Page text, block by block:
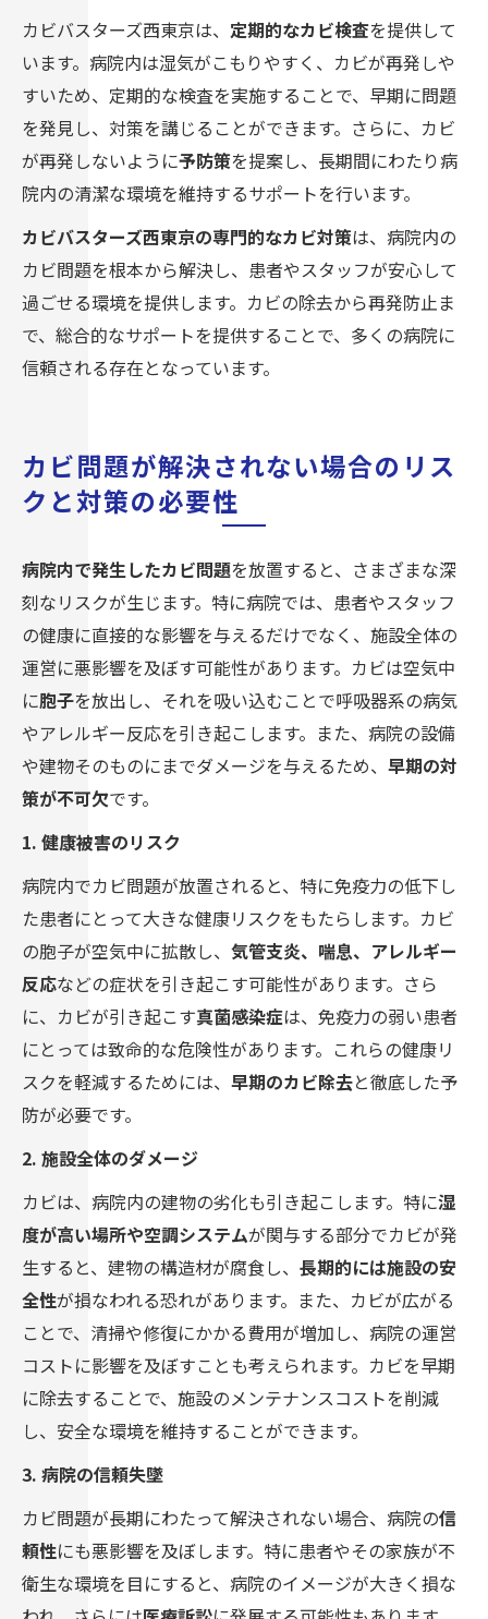
カビバスターズ西東京は、 定期的なカビ検査を提供して
います。病院内は湿気がこもりやすく、カビが再発しや
すいため、定期的な検査を実施することで、早期に問題
を発見し、対策を講じることができます。さらに、カビ
が再発しないように予防策を提案し、長期間にわたり病
院内の清潔な環境を維持するサポートを行います。
カビバスターズ西東京の専門的なカビ対策は、病院内の
カビ問題を根本から解決し、患者やスタッフが安心して
過ごせる環境を提供します。カビの除去から再発防止ま
で、総合的なサポートを提供することで、多くの病院に
信頼される存在となっています。
カビ問題が解決されない場合のリス
クと対策の必要性
病院内で発生したカビ問題を放置すると、さまざまな深
刻なリスクが生じます。特に病院では、患者やスタッフ
の健康に直接的な影響を与えるだけでなく、施設全体の
運営に悪影響を及ぼす可能性があります。カビは空気中
に胞子を放出し、それを吸い込むことで呼吸器系の病気
やアレルギー反応を引き起こします。また、病院の設備
や建物そのものにまでダメージを与えるため、 早期の対
策が不可欠です。
1. 健康被害のリスク
病院内でカビ問題が放置されると、特に免疫力の低下し
た患者にとって大きな健康リスクをもたらします。カビ
の胞子が空気中に拡散し、 気管支炎、喘息、アレルギー
反応などの症状を引き起こす可能性があります。さら
に、カビが引き起こす真菌感染症は、免疫力の弱い患者
にとっては致命的な危険性があります。これらの健康リ
スクを軽減するためには、 早期のカビ除去と徹底した予
防が必要です。
2. 施設全体のダメージ
カビは、病院内の建物の劣化も引き起こします。特に湿
度が高い場所や空調システムが関与する部分でカビが発
生すると、建物の構造材が腐食し、 長期的には施設の安
全性が損なわれる恐れがあります。また、カビが広がる
ことで、清掃や修復にかかる費用が増加し、病院の運営
コストに影響を及ぼすことも考えられます。カビを早期
に除去することで、施設のメンテナンスコストを削減
し、安全な環境を維持することができます。
3. 病院の信頼失墜
カビ問題が長期にわたって解決されない場合、病院の信
頼性にも悪影響を及ぼします。特に患者やその家族が不
衛生な環境を目にすると、病院のイメージが大きく損な